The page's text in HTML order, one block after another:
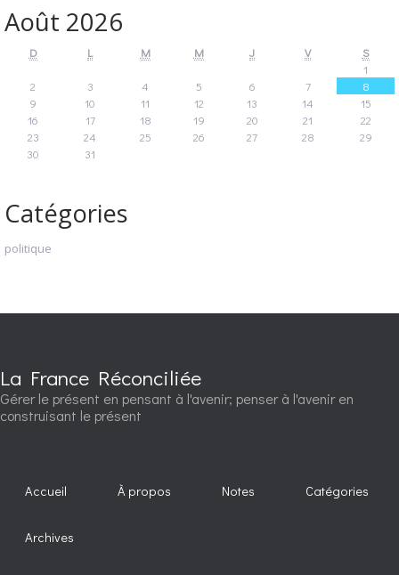
Août 2026
D L M M J V
S
1
2
3 4 5 6 7
8
9
10 11 12 13 14
15
16
17 18 19 20 21
22
23
24 25 26 27 28
29
30
31
Catégories
politique
La France Réconciliée
Gérer le présent en pensant à l'avenir; penser à l'avenir en
construisant le présent
Accueil À propos Notes Catégories
Archives